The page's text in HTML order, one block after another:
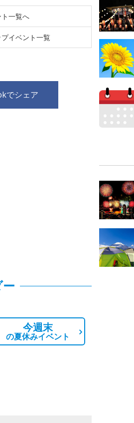
一覧へ
イベント一覧
でシェア
今週末
の夏休みイベント